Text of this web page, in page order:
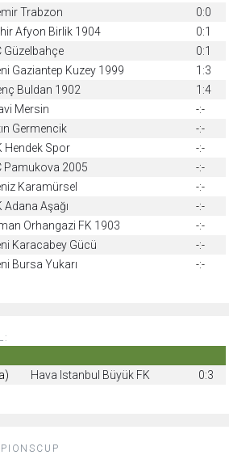
Trabzon
0:0
Afyon Birlik 1904
0:1
Güzelbahçe
0:1
Gaziantep Kuzey 1999
1:3
Buldan 1902
1:4
Mersin
-:-
Germencik
-:-
Hendek Spor
-:-
Pamukova 2005
-:-
Karamürsel
-:-
Adana Aşağı
-:-
Orhangazi FK 1903
-:-
Karacabey Gücü
-:-
Bursa Yukarı -:-
Hava Istanbul Büyük FK 0:3